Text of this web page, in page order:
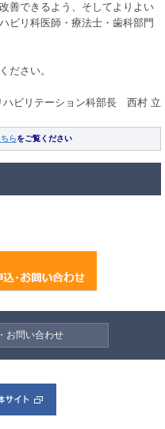
善できるよう、そしてよりよい
ビリ科医師・療法士・歯科部門
ださい。
ハビリテーション科部長 西村 立
らをご覧ください
お問い合わせ